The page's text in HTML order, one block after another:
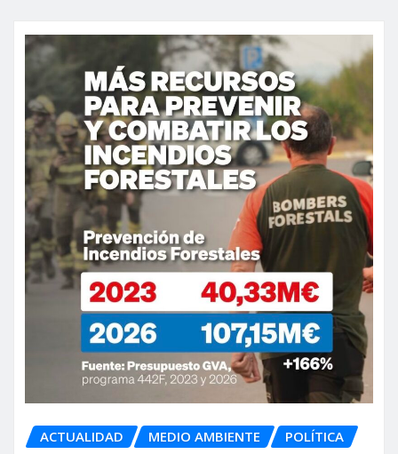
ACTUALIDAD MEDIO AMBIENTE POLÍTICA